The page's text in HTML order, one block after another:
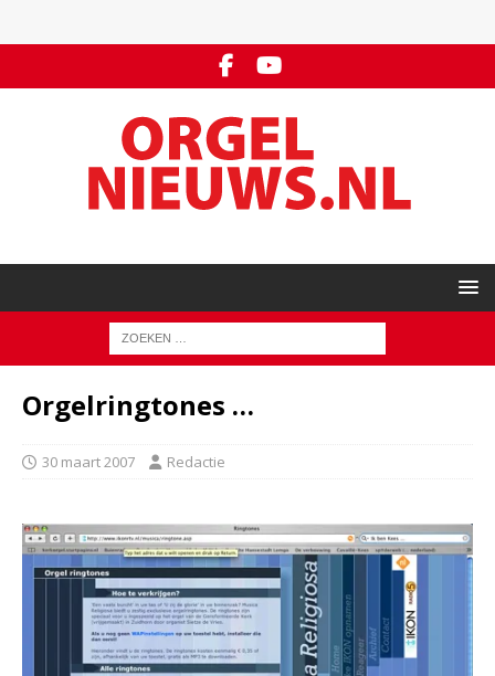
Orgelringtones …
30 maart 2007 Redactie